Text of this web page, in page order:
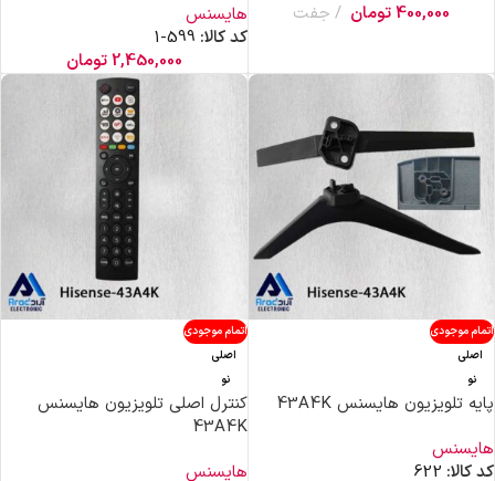
400,000تومان جفت
هایسنس
کد کالا: 599-1
2,450,000تومان
اتمام موجودی
اصلی
نو
پایه تلویزیون هایسنس 43A4K
هایسنس
کد کالا: 622
اتمام موجودی
اصلی
نو
کنترل اصلی تلویزیون هایسنس
43A4K
هایسنس